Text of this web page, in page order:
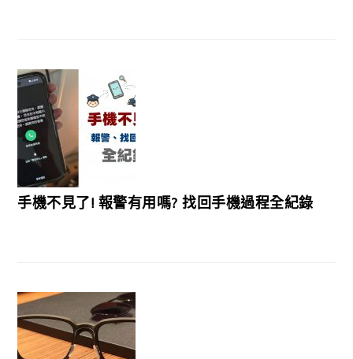
手機不見了! 報警有用嗎? 找回手機過程全紀錄